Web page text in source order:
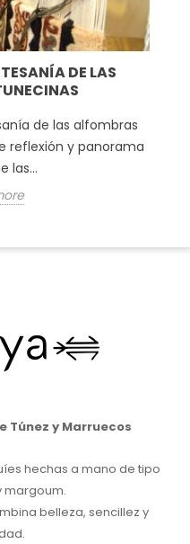
DE LAS
de las alfombras
reflexión y panorama
las...
Túnez y Marruecos
hechas a mano de tipo
margoum.
belleza, sencillez y